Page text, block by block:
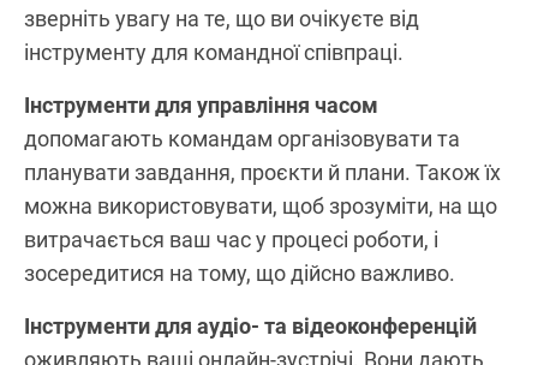
зверніть увагу на те, що ви очікуєте від
інструменту для командної співпраці.
Інструменти для управління часом
допомагають командам організовувати та
планувати завдання, проєкти й плани. Також їх
можна використовувати, щоб зрозуміти, на що
витрачається ваш час у процесі роботи, і
зосередитися на тому, що дійсно важливо.
Інструменти для аудіо- та відеоконференцій
оживляють ваші онлайн-зустрічі. Вони дають